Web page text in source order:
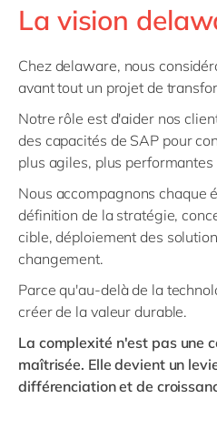
La vision
Chez delaware, nous
avant tout un projet de
Notre rôle est d'aider nos
des capacités de SAP pour
plus agiles, plus
Nous accompagnons chaque
définition de la stratégie,
cible, déploiement des
changement.
Parce qu'au-delà de la
créer de la valeur durable.
La complexité n'est pas une
maîtrisée. Elle devient un
différenciation et de